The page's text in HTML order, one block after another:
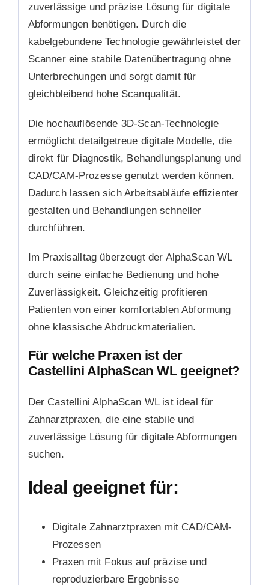
zuverlässige und präzise Lösung für digitale
Abformungen benötigen. Durch die
kabelgebundene Technologie gewährleistet der
Scanner eine stabile Datenübertragung ohne
Unterbrechungen und sorgt damit für
gleichbleibend hohe Scanqualität.
Die hochauflösende 3D-Scan-Technologie
ermöglicht detailgetreue digitale Modelle, die
direkt für Diagnostik, Behandlungsplanung und
CAD/CAM-Prozesse genutzt werden können.
Dadurch lassen sich Arbeitsabläufe effizienter
gestalten und Behandlungen schneller
durchführen.
Im Praxisalltag überzeugt der AlphaScan WL
durch seine einfache Bedienung und hohe
Zuverlässigkeit. Gleichzeitig profitieren
Patienten von einer komfortablen Abformung
ohne klassische Abdruckmaterialien.
Für welche Praxen ist der
Castellini AlphaScan WL geeignet?
Der Castellini AlphaScan WL ist ideal für
Zahnarztpraxen, die eine stabile und
zuverlässige Lösung für digitale Abformungen
suchen.
Ideal geeignet für:
Digitale Zahnarztpraxen mit CAD/CAM-
Prozessen
Praxen mit Fokus auf präzise und
reproduzierbare Ergebnisse